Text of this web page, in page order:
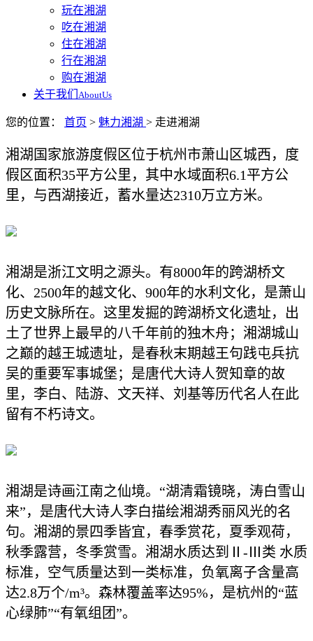
玩在湘湖
吃在湘湖
住在湘湖
行在湘湖
购在湘湖
关于我们 AboutUs
您的位置： 首页 > 魅力湘湖 > 走进湘湖
湘湖国家旅游度假区位于杭州市萧山区城西，度
假区面积35平方公里，其中水域面积6.1平方公
里，与西湖接近，蓄水量达2310万立方米。
湘湖是浙江文明之源头。有8000年的跨湖桥文
化、 2500年的越文化、 900年的水利文化，是萧山
历史文脉所在。这里发掘的跨湖桥文化遗址，出
土了世界上最早的八千年前的独木舟；湘湖城山
之巅的越王城遗址，是春秋末期越王句践屯兵抗
吴的重要军事城堡；是唐代大诗人贺知章的故
里，李白、陆游、文天祥、刘基等历代名人在此
留有不朽诗文。
湘湖是诗画江南之仙境。 “湖清霜镜晓，涛白雪山
来”，是唐代大诗人李白描绘湘湖秀丽风光的名
句。湘湖的景四季皆宜，春季赏花，夏季观荷，
秋季露营，冬季赏雪。湘湖水质达到
Ⅱ-Ⅲ 类 水质
标准，空气质量达到一类标准，负氧离子含量高
达2.8万个/m³。森林覆盖率达95%，是杭州的“蓝
心绿肺”“有氧组团”。